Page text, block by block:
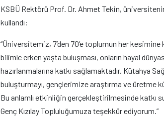
KSBÜ Rektörü Prof. Dr. Ahmet Tekin,
kullandı:
“Üniversitemiz, 7’den 70’e toplumun her
bilimle erken yaşta buluşması, onların hayal
hazırlanmalarına katkı sağlamaktadır. Kütahya
buluşturmayı, gençlerimize araştırma ve üretme
Bu anlamlı etkinliğin gerçekleştirilmesinde katkı
Genç Kızılay Topluluğumuza teşekkür ediyorum.”